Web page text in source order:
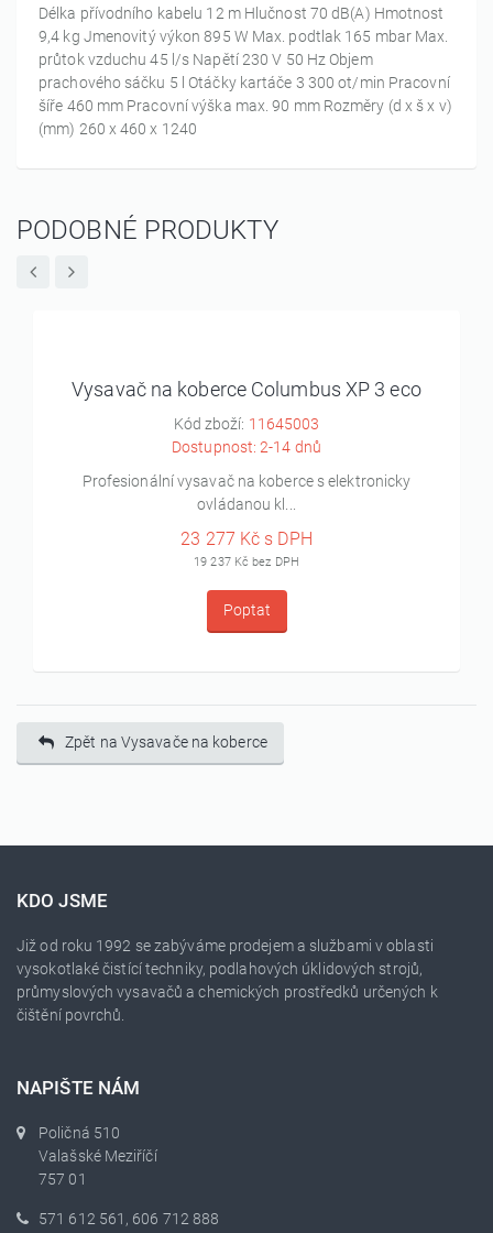
Délka přívodního kabelu 12 m Hlučnost 70 dB(A) Hmotnost
9,4 kg Jmenovitý výkon 895 W Max. podtlak 165 mbar Max.
průtok vzduchu 45 l/s Napětí 230 V 50 Hz Objem
prachového sáčku 5 l Otáčky kartáče 3 300 ot/min Pracovní
šíře 460 mm Pracovní výška max. 90 mm Rozměry (d x š x v)
(mm) 260 x 460 x 1240
PODOBNÉ PRODUKTY
Vysavač na koberce Columbus XP 3 eco
Kód zboží: 11645003
Dostupnost: 2-14 dnů
Profesionální vysavač na koberce s elektronicky
ovládanou kl...
23 277 Kč s DPH
19 237 Kč bez DPH
Poptat
Zpět na Vysavače na koberce
KDO JSME
Již od roku 1992 se zabýváme prodejem a službami v oblasti
vysokotlaké čistící techniky, podlahových úklidových strojů,
průmyslových vysavačů a chemických prostředků určených k
čištění povrchů.
NAPIŠTE NÁM
Poličná 510
Valašské Meziříčí
757 01
571 612 561, 606 712 888